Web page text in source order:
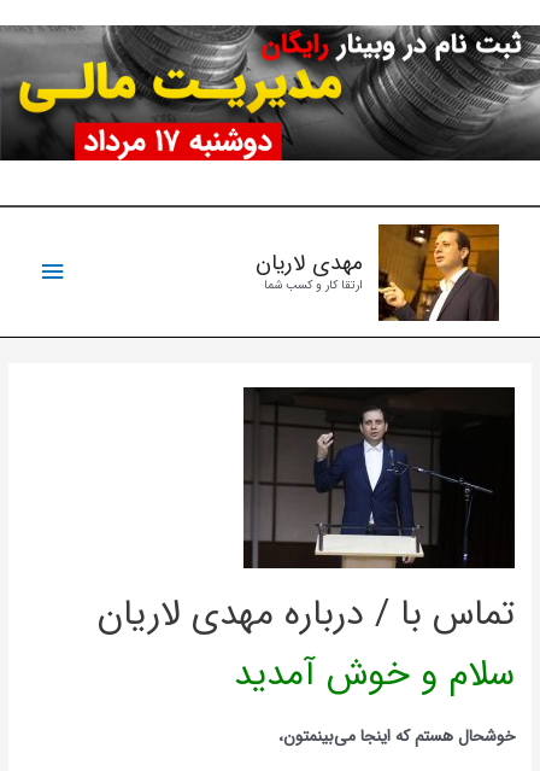
به
محتوا
مهدی لاریان
ارتقا کار و کسب شما
تماس با / درباره مهدی لاریان
سلام و خوش آمدید
خوشحال هستم که اینجا می‌بینمتون،